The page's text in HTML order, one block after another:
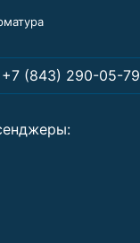
+7 (843) 290-05-79